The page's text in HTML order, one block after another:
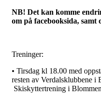
NB! Det kan komme
om på facebooksida, samt
Treninger:
• Tirsdag kl 18.00 med
resten av Verdalsklubbene i
Skiskyttertrening i